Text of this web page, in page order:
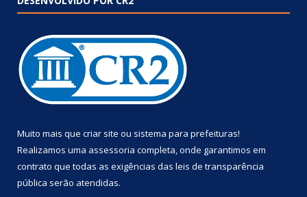
Muito mais que criar site ou sistema para prefeituras!
Realizamos uma assessoria completa, onde garantimos em
contrato que todas as exigências das leis de transparência
pública serão atendidas.